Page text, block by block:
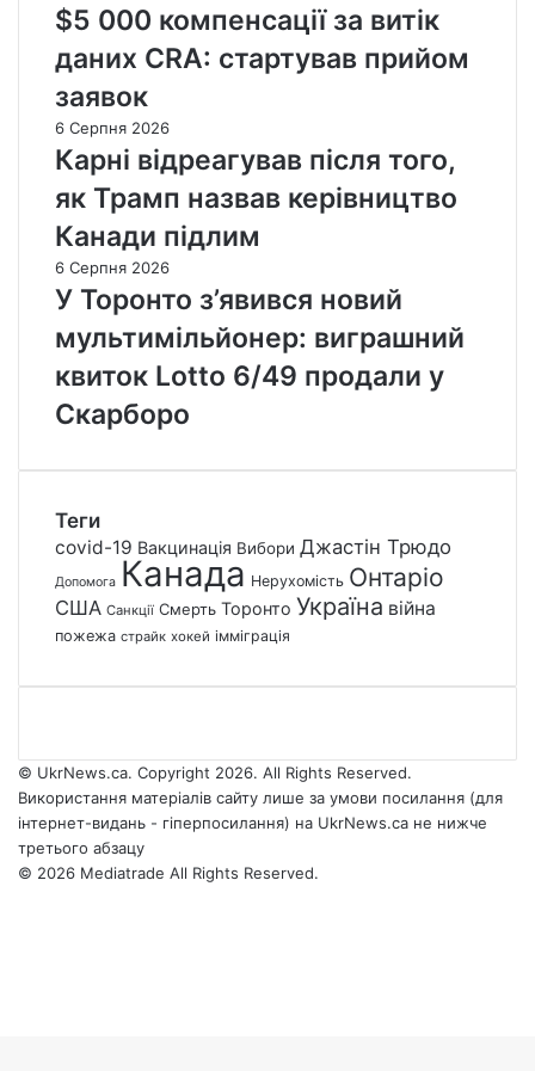
$5 000 компенсації за витік
даних CRA: стартував прийом
заявок
6 Серпня 2026
Карні відреагував після того,
як Трамп назвав керівництво
Канади підлим
6 Серпня 2026
У Торонто з’явився новий
мультимільйонер: виграшний
квиток Lotto 6/49 продали у
Скарборо
Теги
covid-19 Вакцинація Вибори Джастін Трюдо
Допомога Канада Нерухомість Онтаріо
США Санкції Смерть Торонто Україна війна
пожежа страйк хокей імміграція
© UkrNews.ca. Copyright 2026. All Rights Reserved.
Використання матеріалів сайту лише за умови посилання (для
інтернет-видань - гіперпосилання) на UkrNews.ca не нижче
третього абзацу
© 2026 Mediatrade All Rights Reserved.